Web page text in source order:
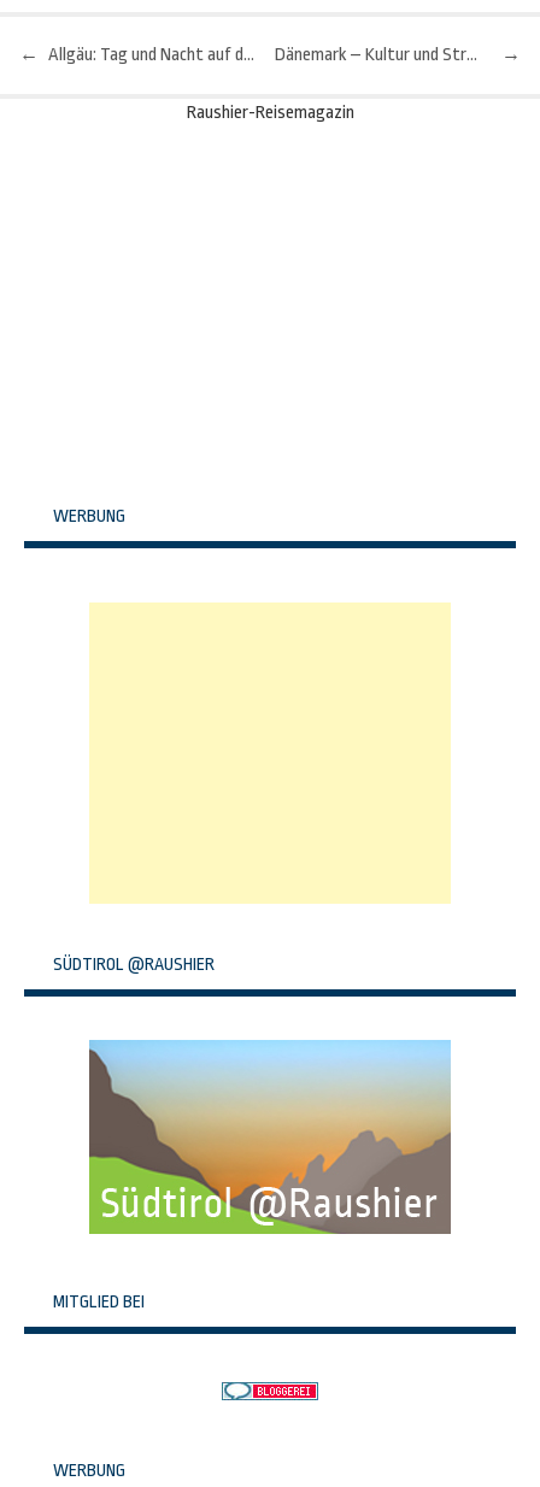
Beitragsnavigation
← Allgäu: Tag und Nacht auf den Spuren des Märchenkönigs →
Dänemark – Kultur und Strandurlaub
Raushier-Reisemagazin
WERBUNG
SÜDTIROL @RAUSHIER
MITGLIED BEI
WERBUNG